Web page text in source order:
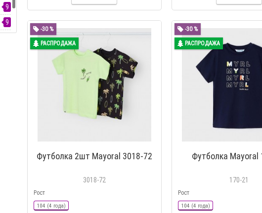
9
9
-30 %
РАСПРОДАЖА
Футболка 2шт Mayoral 3018-72
3018-72
Рост
104 (4 года)
-30 %
РАСПРОДАЖА
Футболка Mayoral
170-21
Рост
104 (4 года)